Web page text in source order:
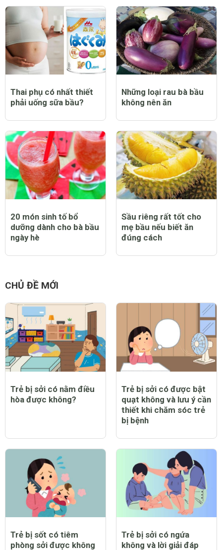
Thai phụ có nhất thiết
phải uống sữa bầu?
Những loại rau bà bầu
không nên ăn
20 món sinh tố bổ
dưỡng dành cho bà bầu
ngày hè
Sầu riêng rất tốt cho
mẹ bầu nếu biết ăn
đúng cách
CHỦ ĐỀ MỚI
Trẻ bị sởi có nằm điều
hòa được không?
Trẻ bị sởi có được bật
quạt không và lưu ý cần
thiết khi chăm sóc trẻ
bị bệnh
Trẻ bị sốt có tiêm
phòng sởi được không
Trẻ bị sởi có ngứa
không và lời giải đáp